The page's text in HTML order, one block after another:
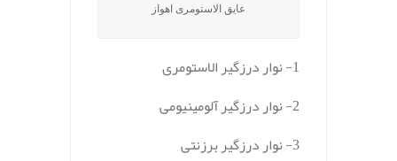
عایق الاستومری اهواز
1- نوار درزگیر الاستومری
2- نوار درزگیر آلومینیومی
3- نوار درزگیر برزنتی